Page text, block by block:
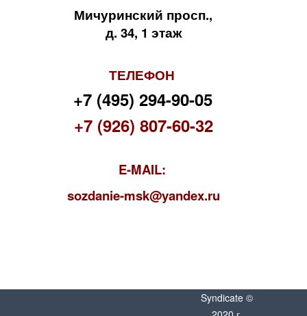
Мичуринский просп.,
д. 34, 1 этаж
ТЕЛЕФОН
+7 (495) 294-90-05
+7 (926) 807-60-32
E-MAIL:
sozdanie-msk@yandex.ru
Syndicate ©